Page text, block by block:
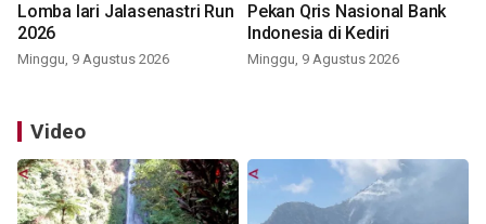
Lomba lari Jalasenastri Run
2026
Minggu, 9 Agustus 2026
Pekan Qris Nasional Bank
Indonesia di Kediri
Minggu, 9 Agustus 2026
Video